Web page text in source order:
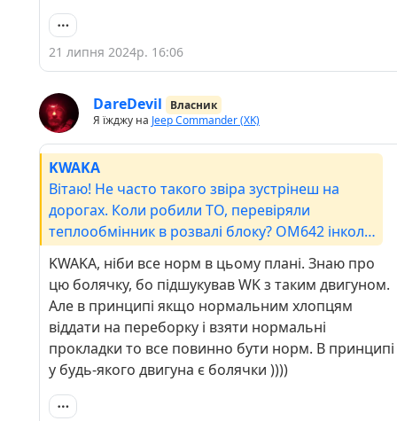
21 липня 2024р. 16:06
DareDevil
Власник
Я їжджу на Jeep Commander (XK)
KWAKA
Вітаю! Не часто такого звіра зустрінеш на
дорогах. Коли робили ТО, перевіряли
теплообмінник в розвалі блоку? ОМ642 інколи
того просить
KWAKA, ніби все норм в цьому плані. Знаю про
цю болячку, бо підшукував WK з таким двигуном.
Але в принципі якщо нормальним хлопцям
віддати на переборку і взяти нормальні
прокладки то все повинно бути норм. В принципі
у будь-якого двигуна є болячки ))))